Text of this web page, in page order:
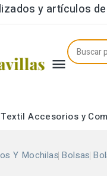
y artículos

Textil Accesorios y
Y Mochilas Bolsas